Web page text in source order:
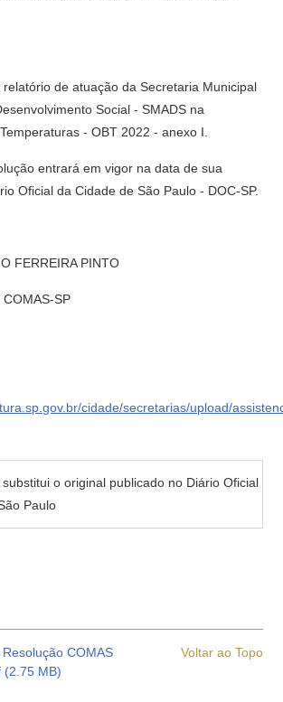
relatório de atuação da Secretaria Municipal
Social - SMADS na
- OBT 2022 - anexo I.
entrará em vigor na data de sua
Oficial da Cidade de São Paulo - DOC-SP.
FERREIRA PINTO
COMAS-SP
cidade/secretarias/upload/
o original publicado no Diário Oficial
Paulo
Voltar ao Topo
COMAS
(2.75 MB)